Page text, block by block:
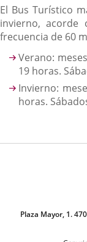
El Bus Turístico
invierno,
frecuencia de 60
Verano:
19 horas.
Invierno:
horas.
Plaza Mayor, 1.